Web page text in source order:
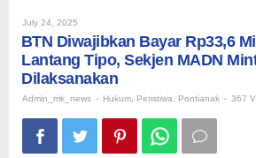
Rp33,6
Miliar
Lantang
Tipo,
Sekjen
MADN
July 24, 2025
⁠BTN Diwajibkan Bayar Rp33,6
Lantang Tipo, Sekjen MADN
Dilaksanakan
Admin_mk_news - Hukum Peristiwa Pontianak - 367